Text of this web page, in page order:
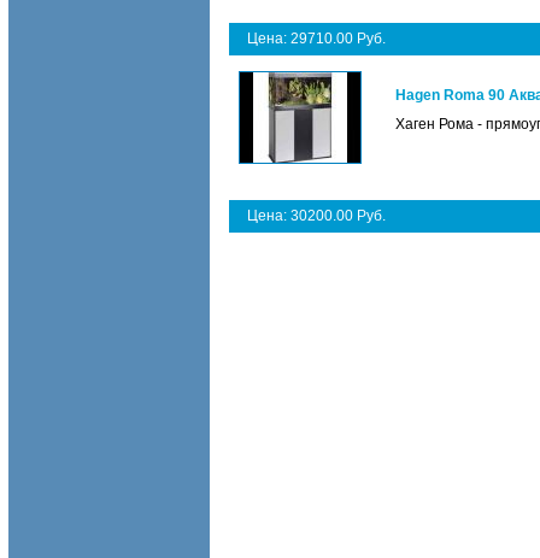
Цена: 29710.00 Руб.
Hagen Roma 90
Хаген Рома -
Цена: 30200.00 Руб.